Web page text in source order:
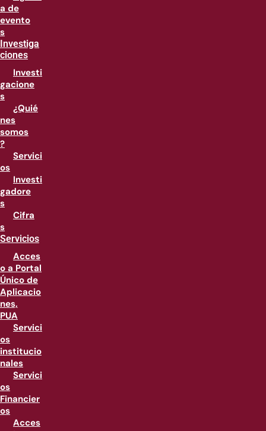
a de
evento
s
Investiga
ciones
Investi
gacione
s
¿Quié
nes
somos
?
Servici
os
Investi
gadore
s
Cifra
s
Servicios
Acces
o a Portal
Único de
Aplicacio
nes,
PUA
Servici
os
institucio
nales
Servici
os
Financier
os
Acces